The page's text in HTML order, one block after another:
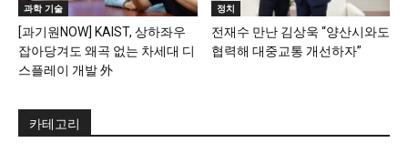
과학 기술
[과기원NOW] KAIST, 상하좌우
잡아당겨도 왜곡 없는 차세대 디
스플레이 개발 外
정치
전재수 만난 김상욱 “양산시와도
협력해 대중교통 개선하자”
카테고리